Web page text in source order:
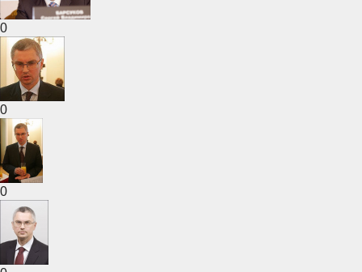
0
0
0